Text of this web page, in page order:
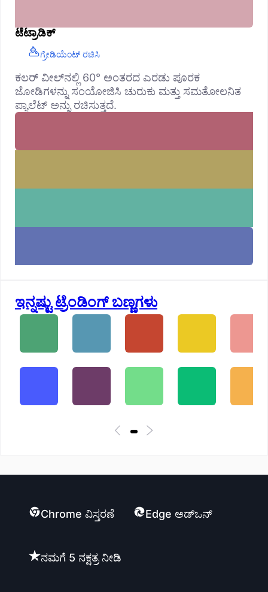
ಟೆಟ್ರಾಡಿಕ್
ಗ್ರೇಡಿಯೆಂಟ್ ರಚಿಸಿ
ಕಲರ್ ವೀಲ್‌ನಲ್ಲಿ 60° ಅಂತರದ ಎರಡು ಪೂರಕ
ಜೋಡಿಗಳನ್ನು ಸಂಯೋಜಿಸಿ ಚುರುಕು ಮತ್ತು ಸಮತೋಲನಿತ
ಪ್ಯಾಲೆಟ್ ಅನ್ನು ರಚಿಸುತ್ತದೆ.
ಇನ್ನಷ್ಟು ಟ್ರೆಂಡಿಂಗ್ ಬಣ್ಣಗಳು
Chrome ವಿಸ್ತರಣೆ Edge ಅಡ್ಒನ್
ನಮಗೆ 5 ನಕ್ಷತ್ರ ನೀಡಿ